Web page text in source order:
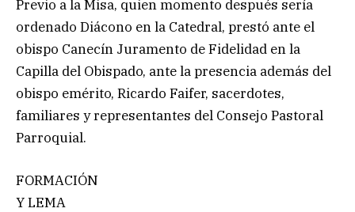
Previo a la Misa, quien momento después sería
ordenado Diácono en la Catedral, prestó ante el
obispo Canecín Juramento de Fidelidad en la
Capilla del Obispado, ante la presencia además del
obispo emérito, Ricardo Faifer, sacerdotes,
familiares y representantes del Consejo Pastoral
Parroquial.
FORMACIÓN
Y LEMA